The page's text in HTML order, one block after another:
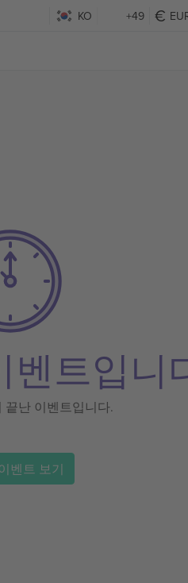
KO +49
벤트입니
끝난 이벤트입니다.
벤트 보기